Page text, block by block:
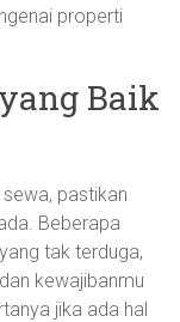
properti
Baik
pastikan
Beberapa
tak terduga,
kewajibanmu
jika ada hal